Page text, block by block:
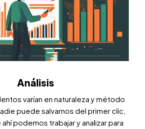
Análisis
varían en naturaleza y método
puede salvarnos del primer clic,
podemos trabajar y analizar para